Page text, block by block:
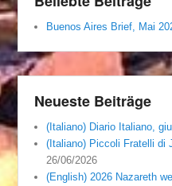
Buenos Aires Brief, Mai
Neueste Beiträge
(Italiano) Diario Italiano,
(Italiano) Piccoli Fratelli di
26/06/2026
(English) 2026 Nazareth